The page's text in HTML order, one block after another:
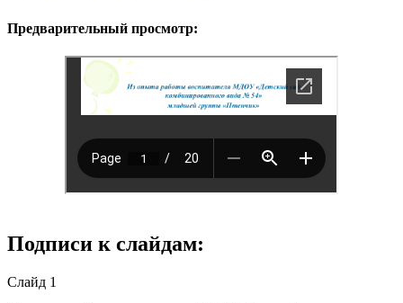
Предварительный просмотр:
Подписи к слайдам:
Слайд 1